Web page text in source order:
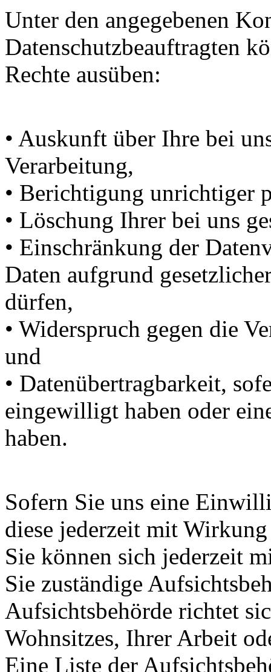
Unter den angegebenen
Datenschutzbeauftragten
Rechte ausüben:
• Auskunft über Ihre bei
Verarbeitung,
• Berichtigung unrichtiger
• Löschung Ihrer bei uns
• Einschränkung der
Daten aufgrund
dürfen,
• Widerspruch gegen die
und
• Datenübertragbarkeit,
eingewilligt haben oder
haben.
Sofern Sie uns eine
diese jederzeit mit
Sie können sich jederzeit
Sie zuständige
Aufsichtsbehörde richtet
Wohnsitzes, Ihrer Arbeit
Eine Liste der